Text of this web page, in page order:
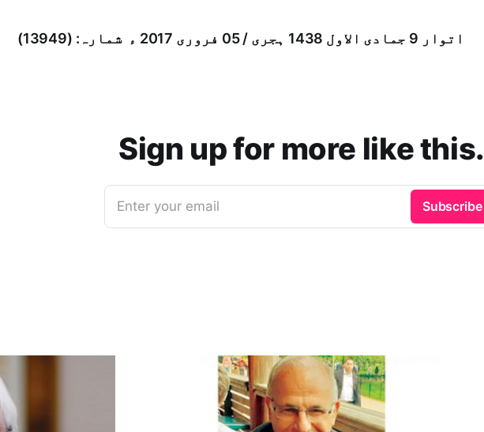
اتوار 9 جمادى الاول 1438 ہجری /­ 05 فروری 2017 ء شمارہ: (13949)
Sign up for more like this.
Enter your email Subscribe